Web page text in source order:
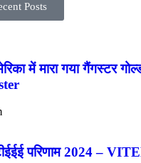
Posts
में मारा गया गैंगस्टर
परिणाम 2024 –